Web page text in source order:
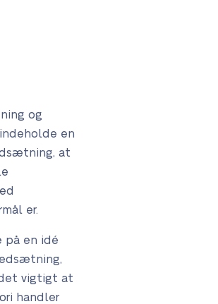
og
en
at
er.
på en idé
vigtigt at
handler